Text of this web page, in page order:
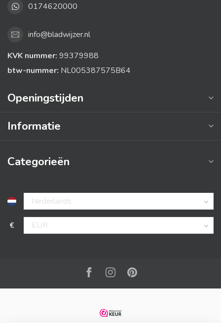
0174620000
info@bladwijzer.nl
KVK nummer: 99379988
btw-nummer: NL005387575B64
Openingstijden
Informatie
Categorieën
€